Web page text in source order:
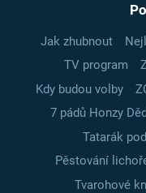
Jak zhubnout
TV program
Kdy budou volby
7 pádů Honzy
Tatarák
Pěstování
Tvarohové